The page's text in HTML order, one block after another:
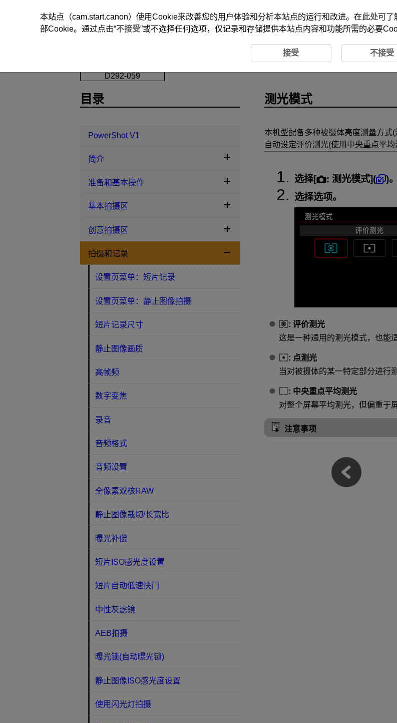
D292-059
测光模式
本机型配备多种被摄体亮度测量方式
自动设定评价测光(使用中央重点平均
选择[ : 测光模式](
)。
选择选项。
: 评价测光
这是一种通用的测光模式，也能
: 点测光
当对被摄体的某一特定部分进行
: 中央重点平均测光
对整个屏幕平均测光，但偏重于
注意事项
目录
PowerShot V1
简介
准备和基本操作
基本拍摄区
创意拍摄区
拍摄和记录
设置页菜单：短片记录
设置页菜单：静止图像拍摄
短片记录尺寸
静止图像画质
高帧频
数字变焦
录音
音频格式
音频设置
全像素双核RAW
静止图像裁切/长宽比
曝光补偿
短片ISO感光度设置
短片自动低速快门
中性灰滤镜
AEB拍摄
曝光锁(自动曝光锁)
静止图像ISO感光度设置
使用闪光灯拍摄
本站点（cam.start.canon）使用Cookie来改善您的用户体验和分析本站点的运行和改进。在此处可了
部Cookie。通过点击“不接受”或不选择任何选项，仅记录和存储提供本站点内容和功能所需的必要
接受 不接受